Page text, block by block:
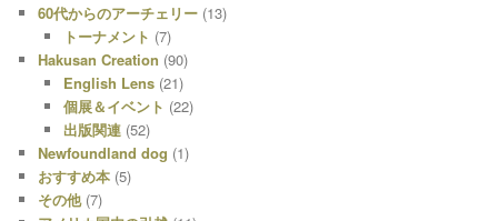
60代からのアーチェリー (13)
トーナメント (7)
Hakusan Creation (90)
English Lens(21)
個展＆イベント (22)
出版関連(52)
Newfoundland dog (1)
おすすめ本 (5)
その他(7)